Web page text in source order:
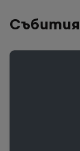
Събития